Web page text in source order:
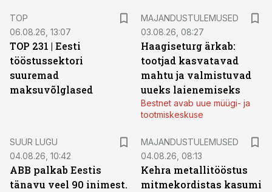
TOP
06.08.26, 13:07
TOP 231 | Eesti
tööstussektori
suuremad
maksuvõlglased
MAJANDUSTULEMUSED
03.08.26, 08:27
Haagiseturg ärkab:
tootjad kasvatavad
mahtu ja valmistuvad
uueks laienemiseks
Bestnet avab uue müügi- ja
tootmiskeskuse
SUUR LUGU
04.08.26, 10:42
ABB palkab Eestis
tänavu veel 90 inimest.
MAJANDUSTULEMUSED
04.08.26, 08:13
Kehra metallitööstus
mitmekordistas kasumi